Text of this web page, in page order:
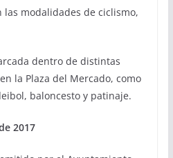
modalidades de ciclismo,
dentro de distintas
la Plaza del Mercado, como
baloncesto y patinaje.
2017